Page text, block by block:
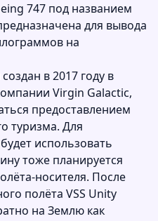
747 под названием
для вывода
на
в 2017 году в
Virgin Galactic,
предоставлением
туризма. Для
использовать
тоже планируется
носителя. После
полёта VSS Unity
на Землю как